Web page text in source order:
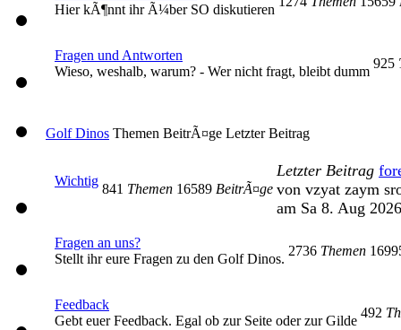
Hier kÃ¶nnt ihr Ã¼ber SO diskutieren
Fragen und Antworten
Wieso, weshalb, warum? - Wer nicht fragt, bleibt dumm
925
Golf Dinos Themen BeitrÃ¤ge Letzter Beitrag
Wichtig
841 Themen 16589 BeitrÃ¤ge
Letzter Beitrag
von vzyat zaym
am Sa 8. Aug
Fragen an uns?
Stellt ihr eure Fragen zu den Golf Dinos.
2736 Themen
Feedback
Gebt euer Feedback. Egal ob zur Seite oder zur Gilde
492